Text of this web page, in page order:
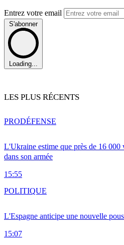
Entrez votre email
S'abonner
Loading...
LES PLUS RÉCENTS
L'Ukraine estime que près de 16 000
dans son armée
15:55
PRODÉFENSE
L'Espagne anticipe une nouvelle
15:07
POLITIQUE